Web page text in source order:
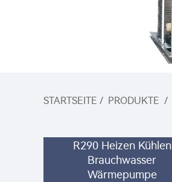
STARTSEITE / PRODUKTE /
R290 Heizen Kühlen
Brauchwasser
Wärmepumpe